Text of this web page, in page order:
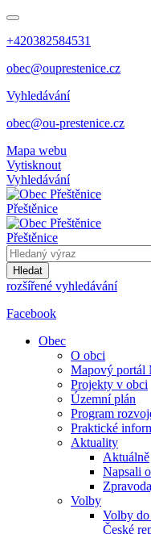
+420382584531
obec@ouprestenice.cz
Vyhledávání
obec@ou-prestenice.cz
Mapa webu
Vytisknout
Vyhledávání
Přeštěnice
Přeštěnice
Hledat
rozšířené vyhledávání
Facebook
Obec
O obci
Mapový portál
Projekty v obci
Územní plán
Program
Praktické
Aktuality
Aktuálně
Napsali
Volby
Volby do
České